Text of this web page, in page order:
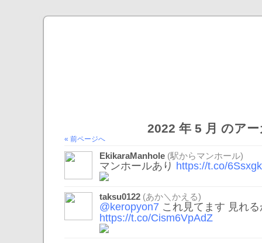
2022 年 5 月 のア
« 前ページへ
EkikaraManhole (駅からマンホール)
マンホールあり https://t.co/
taksu0122 (あか＼かえる)
@keropyon7 これ見てます 見れ
https://t.co/Cism6VpAdZ